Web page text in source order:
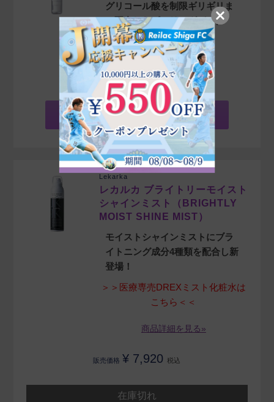
グリコール酸を制限ギリギリま
で配合したピーリングパック
商品詳細を見る»
販売価格 ¥ 8,250 税込
ご購入（ログイン）
Lekarka
レカルカ ブライトリーモイスト
シャインミスト（BRIGHTLY
MOIST SHINE MIST）
モイストシャインミストにブラ
イトニング成分4種類を配合し新
登場！
＞＞医療専売DREXミスト化粧水は
こちら＜＜
商品詳細を見る»
販売価格 ¥ 7,920 税込
在庫切れ